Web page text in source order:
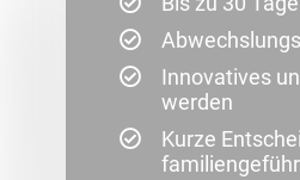
Innovatives
werden
Kurze